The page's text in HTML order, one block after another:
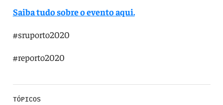
Saiba tudo sobre o evento aqui.
#sruporto2020
#reporto2020
TÓPICOS